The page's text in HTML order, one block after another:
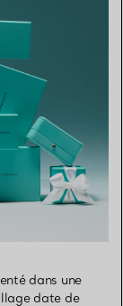
dans une
date de